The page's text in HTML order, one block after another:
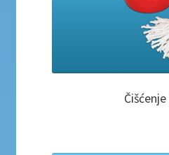
Čišćenje